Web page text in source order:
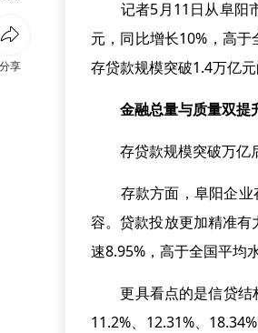
记者5月11日从阜阳市
元，同比增长10%，高
存贷款规模突破1.4万亿元
金融总量与质量双提
存贷款规模突破万亿后
存款方面，阜阳企业存
容。贷款投放更加精准
速8.95%，高于全国平均
更具看点的是信贷结
11.2%、12.31%、
分享